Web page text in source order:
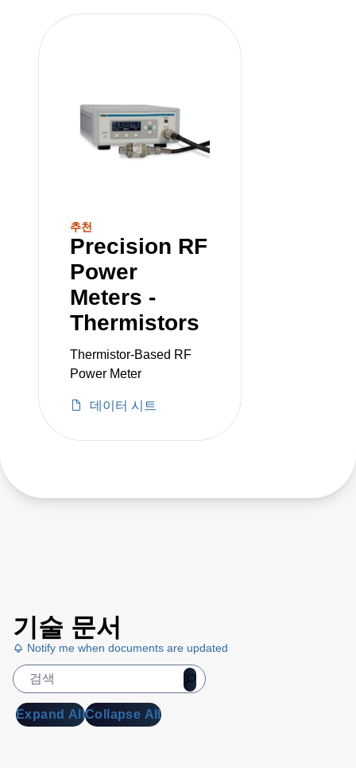
추천
Precision RF
Power
Meters -
Thermistors
Thermistor-Based RF
Power Meter
데이터 시트
기술 문서
Notify me when documents are updated
Expand AllCollapse All